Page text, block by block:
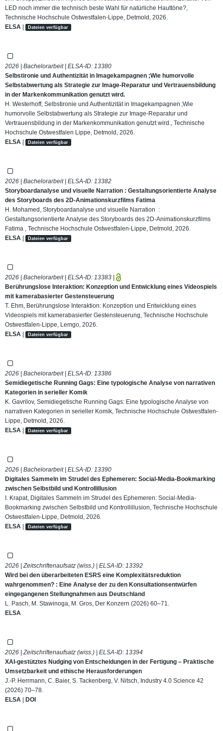
LED noch immer die technisch beste Wahl für natürliche Hauttöne?,
Technische Hochschule Ostwestfalen-Lippe, Detmold, 2026.
ELSA | Dateien verfügbar
2026 | Bachelorarbeit | ELSA-ID: 13380
Selbstironie und Authentizität in Imagekampagnen ;Wie humorvolle
Selbstabwertung als Strategie zur Image-Reparatur und Vertrauensbildung
in der Markenkommunikation genutzt wird.
H. Westerhoff, Selbstironie und Authentizität in Imagekampagnen ;Wie
humorvolle Selbstabwertung als Strategie zur Image-Reparatur und
Vertrauensbildung in der Markenkommunikation genutzt wird., Technische
Hochschule Ostwestfalen Lippe, Detmold, 2026.
ELSA | Dateien verfügbar
2026 | Bachelorarbeit | ELSA-ID: 13382
Storyboardanalyse und visuelle Narration : Gestaltungsorientierte Analyse
des Storyboards des 2D-Animationskurzfilms Fatima
H. Mohamed, Storyboardanalyse und visuelle Narration :
Gestaltungsorientierte Analyse des Storyboards des 2D-Animationskurzfilms
Fatima , Technische Hochschule Ostwestfalen-Lippe, Detmold, 2026.
ELSA | Dateien verfügbar
2026 | Bachelorarbeit | ELSA-ID: 13383 |
Berührungslose Interaktion: Konzeption und Entwicklung eines Videospiels
mit kamerabasierter Gestensteuerung
T. Ehm, Berührungslose Interaktion: Konzeption und Entwicklung eines
Videospiels mit kamerabasierter Gestensteuerung, Technische Hochschule
Ostwestfalen-Lippe, Lemgo, 2026.
ELSA | Dateien verfügbar
2026 | Bachelorarbeit | ELSA-ID: 13386
Semidiegetische Running Gags: Eine typologische Analyse von narrativen
Kategorien in serieller Komik
K. Gavrilov, Semidiegetische Running Gags: Eine typologische Analyse von
narrativen Kategorien in serieller Komik, Technische Hochschule Ostwestfalen-
Lippe, Detmold, 2026.
ELSA | Dateien verfügbar
2026 | Bachelorarbeit | ELSA-ID: 13390
Digitales Sammeln im Strudel des Ephemeren: Social-Media-Bookmarking
zwischen Selbstbild und Kontrollillusion
I. Krapat, Digitales Sammeln im Strudel des Ephemeren: Social-Media-
Bookmarking zwischen Selbstbild und Kontrollillusion, Technische Hochschule
Ostwestfalen-Lippe, Detmold, 2026.
ELSA | Dateien verfügbar
2026 | Zeitschriftenaufsatz (wiss.) | ELSA-ID: 13392
Wird bei den überarbeiteten ESRS eine Komplexitätsreduktion
wahrgenommen? : Eine Analyse der zu den Konsultationsentwürfen
eingegangenen Stellungnahmen aus Deutschland
L. Pasch, M. Stawinoga, M. Gros, Der Konzern (2026) 60–71.
ELSA
2026 | Zeitschriftenaufsatz (wiss.) | ELSA-ID: 13394
XAI-gestütztes Nudging von Entscheidungen in der Fertigung – Praktische
Umsetzbarkeit und ethische Herausforderungen
J.-P. Herrmann, C. Baier, S. Tackenberg, V. Nitsch, Industry 4.0 Science 42
(2026) 70–78.
ELSA | DOI